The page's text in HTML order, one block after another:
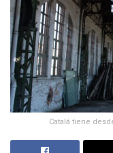
Catalá tiene